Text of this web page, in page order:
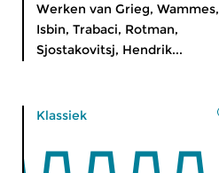
Werken van Grieg, Wammes,
Isbin, Trabaci, Rotman,
Sjostakovitsj, Hendrik...
Klassiek